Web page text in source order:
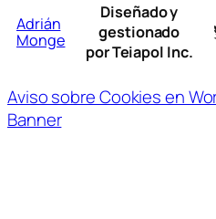
Adrián
Monge
Diseñado y
gestionado
por Teiapol Inc.
Aviso sobre Cookies en
Banner